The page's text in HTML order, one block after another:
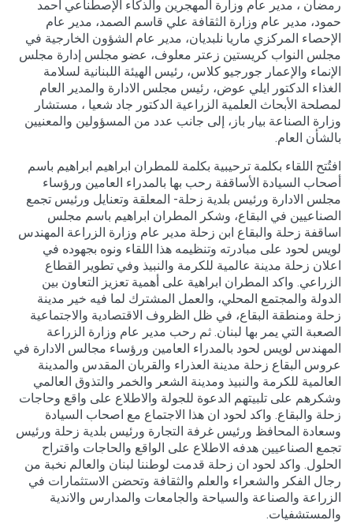
رمضان ، مدير عام وزارة المهجرين والذكاء الإصطناعي أحمد
حمود، مدير عام وزارة الثقافة علي قاسم الصمد، مدير عام
الإحصاء المركزي ماريا نلبديان، مدير عام الشؤون الخارجية في
مجلس النواب كريستين زعتر معلوف، عضو مجلس إدارة مجلس
الإنماء والإعمار جورجيو كلاس، رئيس الهيئة اللبنانية لسلامة
الغذاء الدكتور ايلي عوض، رئيس مجلس الادارة والمدير العام
لمصلحة الأبحاث العلمية الزراعية الدكتور جاد شعيا ، مستشار
وزارة الصناعة بيار باز، إلى جانب عدد من المسؤولين والمعنيين
بالشأن العام.
افتُتح اللقاء بكلمة ترحيبية بكلمة للمطران ابراهيم ابراهيم باسم
أصحاب السيادة الأساقفة رحب بها بالمدراء العامين ورؤساء
مجلس الادارة ورئيس بلدية زحلة- المعلقة وتعنايل ورئيس تجمع
الصناعيين في البقاع، وشكر المطران ابراهيم باسم مجلس
اساقفة زحلة والبقاع ابن زحلة مدير عام وزارة الزراعة المهندس
لويس لحود على مبادرته وتنظيمه هذا اللقاء ونوه بجهوده في
اعلان زحلة مدينة عالمية للكرمة والنبيذ وفي تطوير القطاع
الزراعي. واكد المطران ابراهية على أهمية تعزيز التعاون بين
الدولة والمجتمع المحلي، والعمل المشترك لما فيه خير مدينة
زحلة ومنطقة البقاع، في ظل الظروف الاقتصادية والاجتماعية
الصعبة التي يمر بها لبنان. ثم رحب مدير عام وزارة الزراعة
المهندس لويس لحود بالمدراء العامين ورؤساء مجالس الادارة في
عروس البقاع زحلة مدينة العذراء والقربان المقدس والمدينة
العالمية للكرمة والنبيذ ومدينة الشعر والخمر والتذوق العالمي
وشكرهم على تلبيتهم الدعوة للجولة والاطلاع على واقع وحاجات
زحلة والبقاع. واكد لحود ان هذا الاجتماع مع اصحاب السيادة
وسعادة المحافظ ورئيس غرفة التجارة ورئيس بلدية زحلة ورئيس
تجمع الصناعيين هدفه الاطلاع على الواقع والحاجات واقتراح
الحلول. واكد لحود ان زحلة قدمت لوطننا لبنان والعالم نخبة من
رجال الفكر والشعراء والعلم والثقافة وتحضن الاستثمارات في
الزراعة والصناعة والسياحة والجامعات والمدارس والاندية
والمستشفيات.